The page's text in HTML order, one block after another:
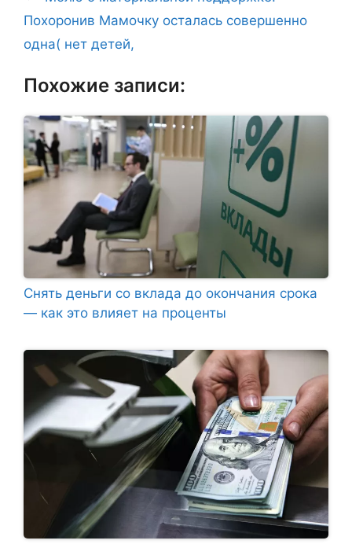
Похоронив Мамочку осталась совершенно
одна( нет детей,
Похожие записи:
Снять деньги со вклада до окончания срока
— как это влияет на проценты